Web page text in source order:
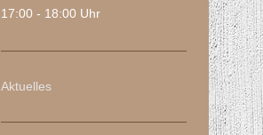
17:00 - 18:00 Uhr
Aktuelles